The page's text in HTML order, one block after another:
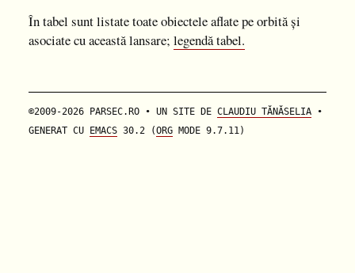
În tabel sunt listate toate obiectele aflate pe orbită și
asociate cu această lansare; legendă tabel.
©2009-2026 PARSEC.RO • UN SITE DE CLAUDIU TĂNĂSELIA•
GENERAT CU
EMACS30.2 (ORGMODE 9.7.11)